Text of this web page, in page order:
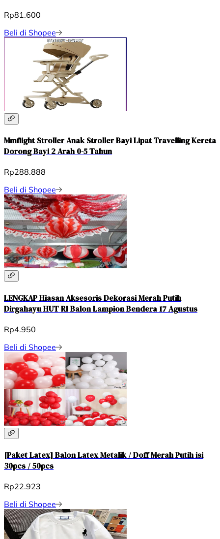
Rp81.600
Beli di Shopee
Mmflight Stroller Anak Stroller Bayi Lipat Travelling Kereta
Dorong Bayi 2 Arah 0-5 Tahun
Rp288.888
Beli di Shopee
LENGKAP Hiasan Aksesoris Dekorasi Merah Putih
Dirgahayu HUT RI Balon Lampion Bendera 17 Agustus
Rp4.950
Beli di Shopee
[Paket Latex] Balon Latex Metalik / Doff Merah Putih isi
30pcs / 50pcs
Rp22.923
Beli di Shopee